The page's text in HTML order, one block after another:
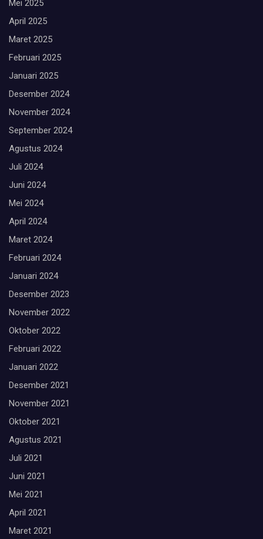
Mei 2025
April 2025
Maret 2025
Februari 2025
Januari 2025
Desember 2024
November 2024
September 2024
Agustus 2024
Juli 2024
Juni 2024
Mei 2024
April 2024
Maret 2024
Februari 2024
Januari 2024
Desember 2023
November 2022
Oktober 2022
Februari 2022
Januari 2022
Desember 2021
November 2021
Oktober 2021
Agustus 2021
Juli 2021
Juni 2021
Mei 2021
April 2021
Maret 2021